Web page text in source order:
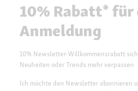
10% Rabatt* für
Anmeldung
10% Newsletter-Willkommensrabatt
Neuheiten oder Trends mehr verpassen
Ich möchte den Newsletter abonnieren